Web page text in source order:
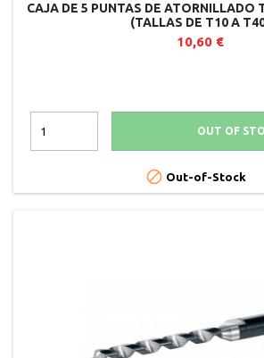
CAJA DE 5 PUNTAS DE ATORNILLADO
(TALLAS DE T10 A
10,60 €
OUT OF
 Out-of-Stock